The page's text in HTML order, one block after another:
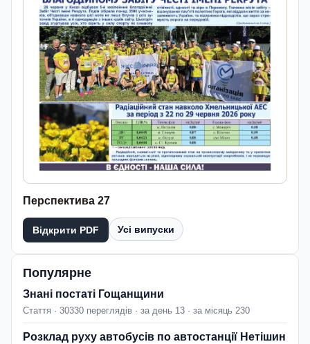
Перспектива 27
Відкрити PDF Усі випуски
Популярне
Знані постаті Гощанщини
Стаття · 30330 переглядів · за день 13 · за місяць 230
Розклад руху автобусів по автостанції Нетішин